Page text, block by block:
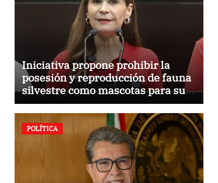
Iniciativa propone prohibir la
posesión y reproducción de fauna
silvestre como mascotas para su
comercialización
POLÍTICA